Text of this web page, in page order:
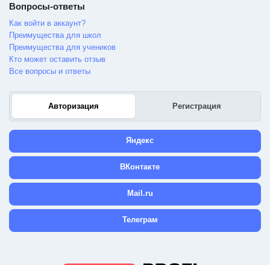
Вопросы-ответы
Как войти в аккаунт?
Преимущества для школ
Преимущества для учеников
Кто может оставить отзыв
Все вопросы и ответы
Авторизация Регистрация
Яндекс
ВКонтакте
Mail.ru
Телеграм